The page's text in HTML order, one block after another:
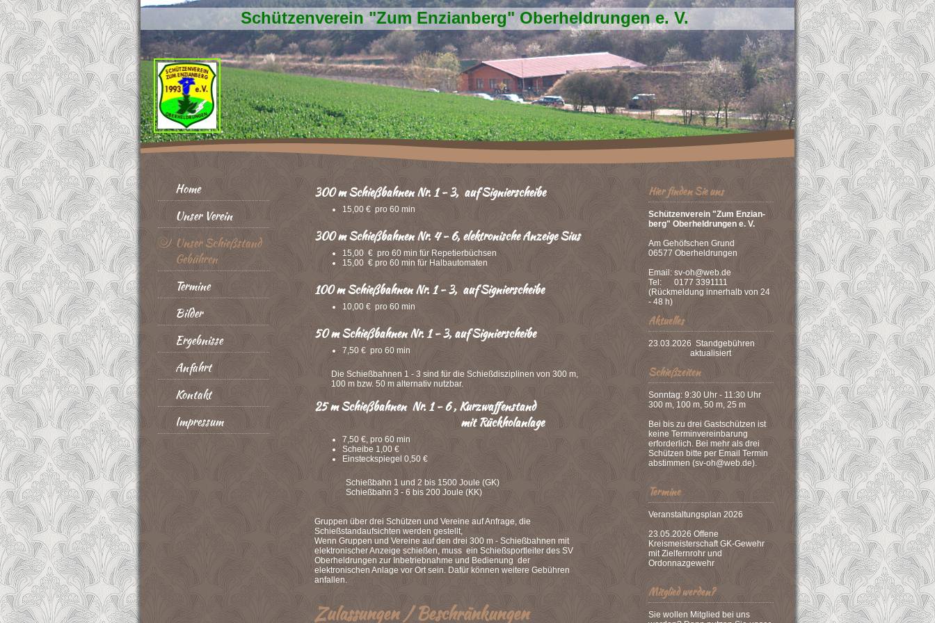
Schützenverein "Zum Enzianberg" Oberheldrungen e. V.
Home
Unser Verein
Unser Schießstand
Gebühren
Termine
Bilder
Ergebnisse
Anfahrt
Kontakt
Impressum
300 m Schießbahnen Nr. 1 - 3, auf Signierscheibe
15,00 € pro 60 min
300 m Schießbahnen Nr. 4 - 6, elektronische Anzeige Sius
15,00 € pro 60 min für Repetierbüchsen
15,00 € pro 60 min für Halbautomaten
100 m Schießbahnen Nr. 1 - 3, auf Signierscheibe
10,00 € pro 60 min
50 m Schießbahnen Nr. 1 - 3, auf Signierscheibe
7,50 € pro 60 min
Die Schießbahnen 1 - 3 sind für die Schießdisziplinen von 300 m,
100 m bzw. 50 m alternativ nutzbar.
25 m Schießbahnen Nr. 1 - 6 , Kurzwaffenstand
mit Rückholanlage
7,50 €, pro 60 min
Scheibe 1,00 €
Einsteckspiegel 0,50 €
Schießbahn 1 und 2 bis 1500 Joule (GK)
Schießbahn 3 - 6 bis 200 Joule (KK)
Gruppen über drei Schützen und Vereine auf Anfrage, die
Schießstandaufsichten werden gestellt,
Wenn Gruppen und Vereine auf den drei 300 m - Schießbahnen mit
elektronischer Anzeige schießen, muss ein Schießsportleiter des SV
Oberheldrungen zur Inbetriebnahme und Bedienung der
elektronischen Anlage vor Ort sein. Dafür können weitere Gebühren
anfallen.
Zulassungen / Beschränkungen
Hier finden Sie uns
Schützenverein "Zum Enzian-
berg" Oberheldrungen e. V.
Am Gehöfschen Grund
06577 Oberheldrungen
Email: sv-oh@web.de
Tel: 0177 3391111
(Rückmeldung innerhalb von 24
- 48 h)
Aktuelles
23.03.2026 Standgebühren
aktualisiert
Schießzeiten
Sonntag: 9:30 Uhr - 11:30 Uhr
300 m, 100 m, 50 m, 25 m
Bei bis zu drei Gastschützen ist
keine Terminvereinbarung
erforderlich. Bei mehr als drei
Schützen bitte per Email Termin
abstimmen (sv-oh@web.de).
Termine
Veranstaltungsplan 2026
23.05.2026 Offene
Kreismeisterschaft GK-Gewehr
mit Zielfernrohr und
Ordonnazgewehr
Mitglied werden?
Sie wollen Mitglied bei uns